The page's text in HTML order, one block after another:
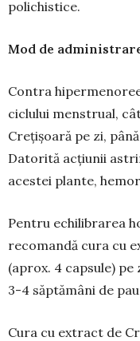
polichistice.
Mod de
Contra
ciclului menstrual,
Crețișoară pe zi,
Datorită acțiunii
acestei plante,
Pentru echilibrarea
recomandă cura cu
(aprox. 4 capsule)
3-4 săptămâni de
Cura cu extract de